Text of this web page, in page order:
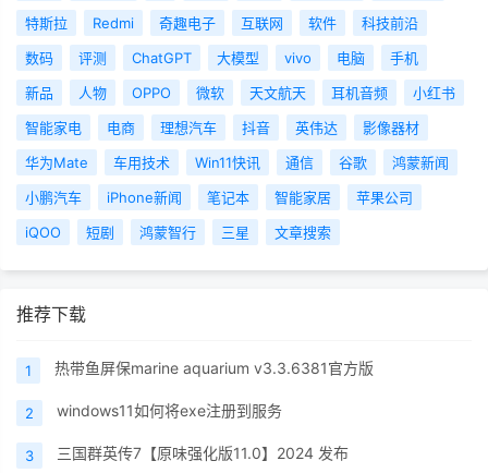
特斯拉
Redmi 奇趣电子 互联网 软件
科技前沿
数码
评测 ChatGPT 大模型 vivo 电脑
手机
新品
人物 OPPO 微软 天文航天 耳机音频
小红书
智能家电
电商 理想汽车 抖音 英伟达
影像器材
华为Mate
车用技术 Win11快讯 通信 谷歌
鸿蒙新闻
小鹏汽车
iPhone新闻 笔记本 智能家居
苹果公司
iQOO
短剧 鸿蒙智行 三星 文章搜索
推荐下载
1 热带鱼屏保marine aquarium v3.3.6381官方版
2 windows11如何将exe注册到服务
3 三国群英传7【原味强化版11.0】2024 发布